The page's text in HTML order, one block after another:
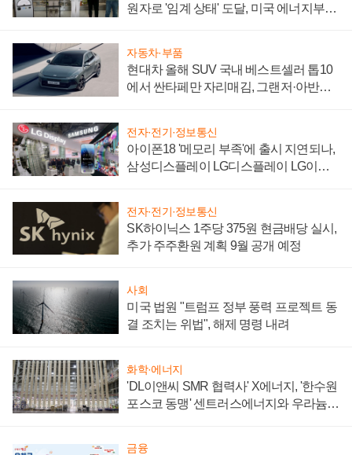
원자로 '임계 상태' 도달, 미국 에너지부
자동차·부품
현대차 올해 SUV 국내 베스트셀러 톱10
에서 싼타페만 자리매김, 그랜저·아반떼
전자·전기·정보통신
아이폰18 '메모리 부족'에 출시 지연되나,
삼성디스플레이 LG디스플레이 LG이노
전자·전기·정보통신
SK하이닉스 1주당 375원 현금배당 실시,
추가 주주환원 계획 9월 공개 예정
사회
미국 법원 "트럼프 정부 풍력 프로젝트 동
결 조치는 위법", 해제 명령 내려
화학·에너지
'DL이앤씨 SMR 협력사' X에너지, '한수원
포스코 동맹' 센트러스에너지와 우라늄
금융